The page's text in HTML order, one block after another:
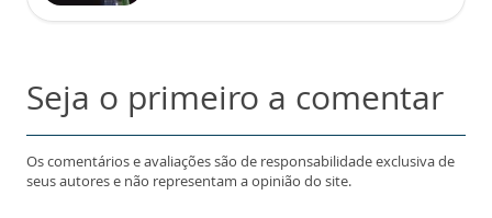
Seja o primeiro a comentar
Os comentários e avaliações são de responsabilidade exclusiva de
seus autores e não representam a opinião do site.